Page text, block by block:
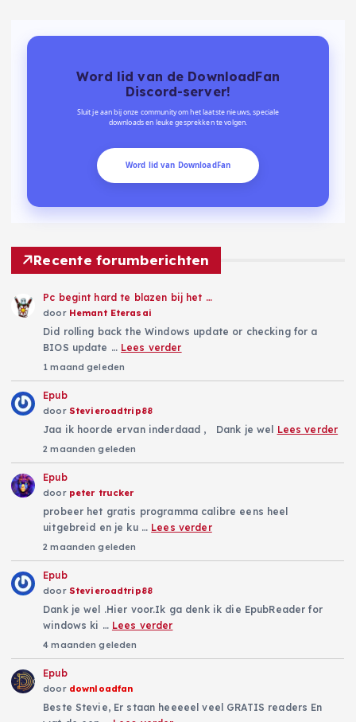
Word lid van de DownloadFan
Discord-server!
Sluit je aan bij onze community om het laatste nieuws, speciale
downloads en leuke gesprekken te volgen.
Word lid van DownloadFan
Recente forumberichten
Pc begint hard te blazen bij het …
door Hemant Eterasai
Did rolling back the Windows update or checking for a
BIOS update … Lees verder
1 maand geleden
Epub
door Stevieroadtrip88
Jaa ik hoorde ervan inderdaad , Dank je wel Lees verder
2 maanden geleden
Epub
door peter trucker
probeer het gratis programma calibre eens heel
uitgebreid en je ku … Lees verder
2 maanden geleden
Epub
door Stevieroadtrip88
Dank je wel .Hier voor.Ik ga denk ik die EpubReader for
windows ki … Lees verder
4 maanden geleden
Epub
door downloadfan
Beste Stevie, Er staan heeeeel veel GRATIS readers En